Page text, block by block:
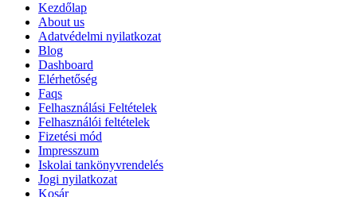
Kezdőlap
About us
Adatvédelmi nyilatkozat
Blog
Dashboard
Elérhetőség
Faqs
Felhasználási Feltételek
Felhasználói feltételek
Fizetési mód
Impresszum
Iskolai tankönyvrendelés
Jogi nyilatkozat
Kosár